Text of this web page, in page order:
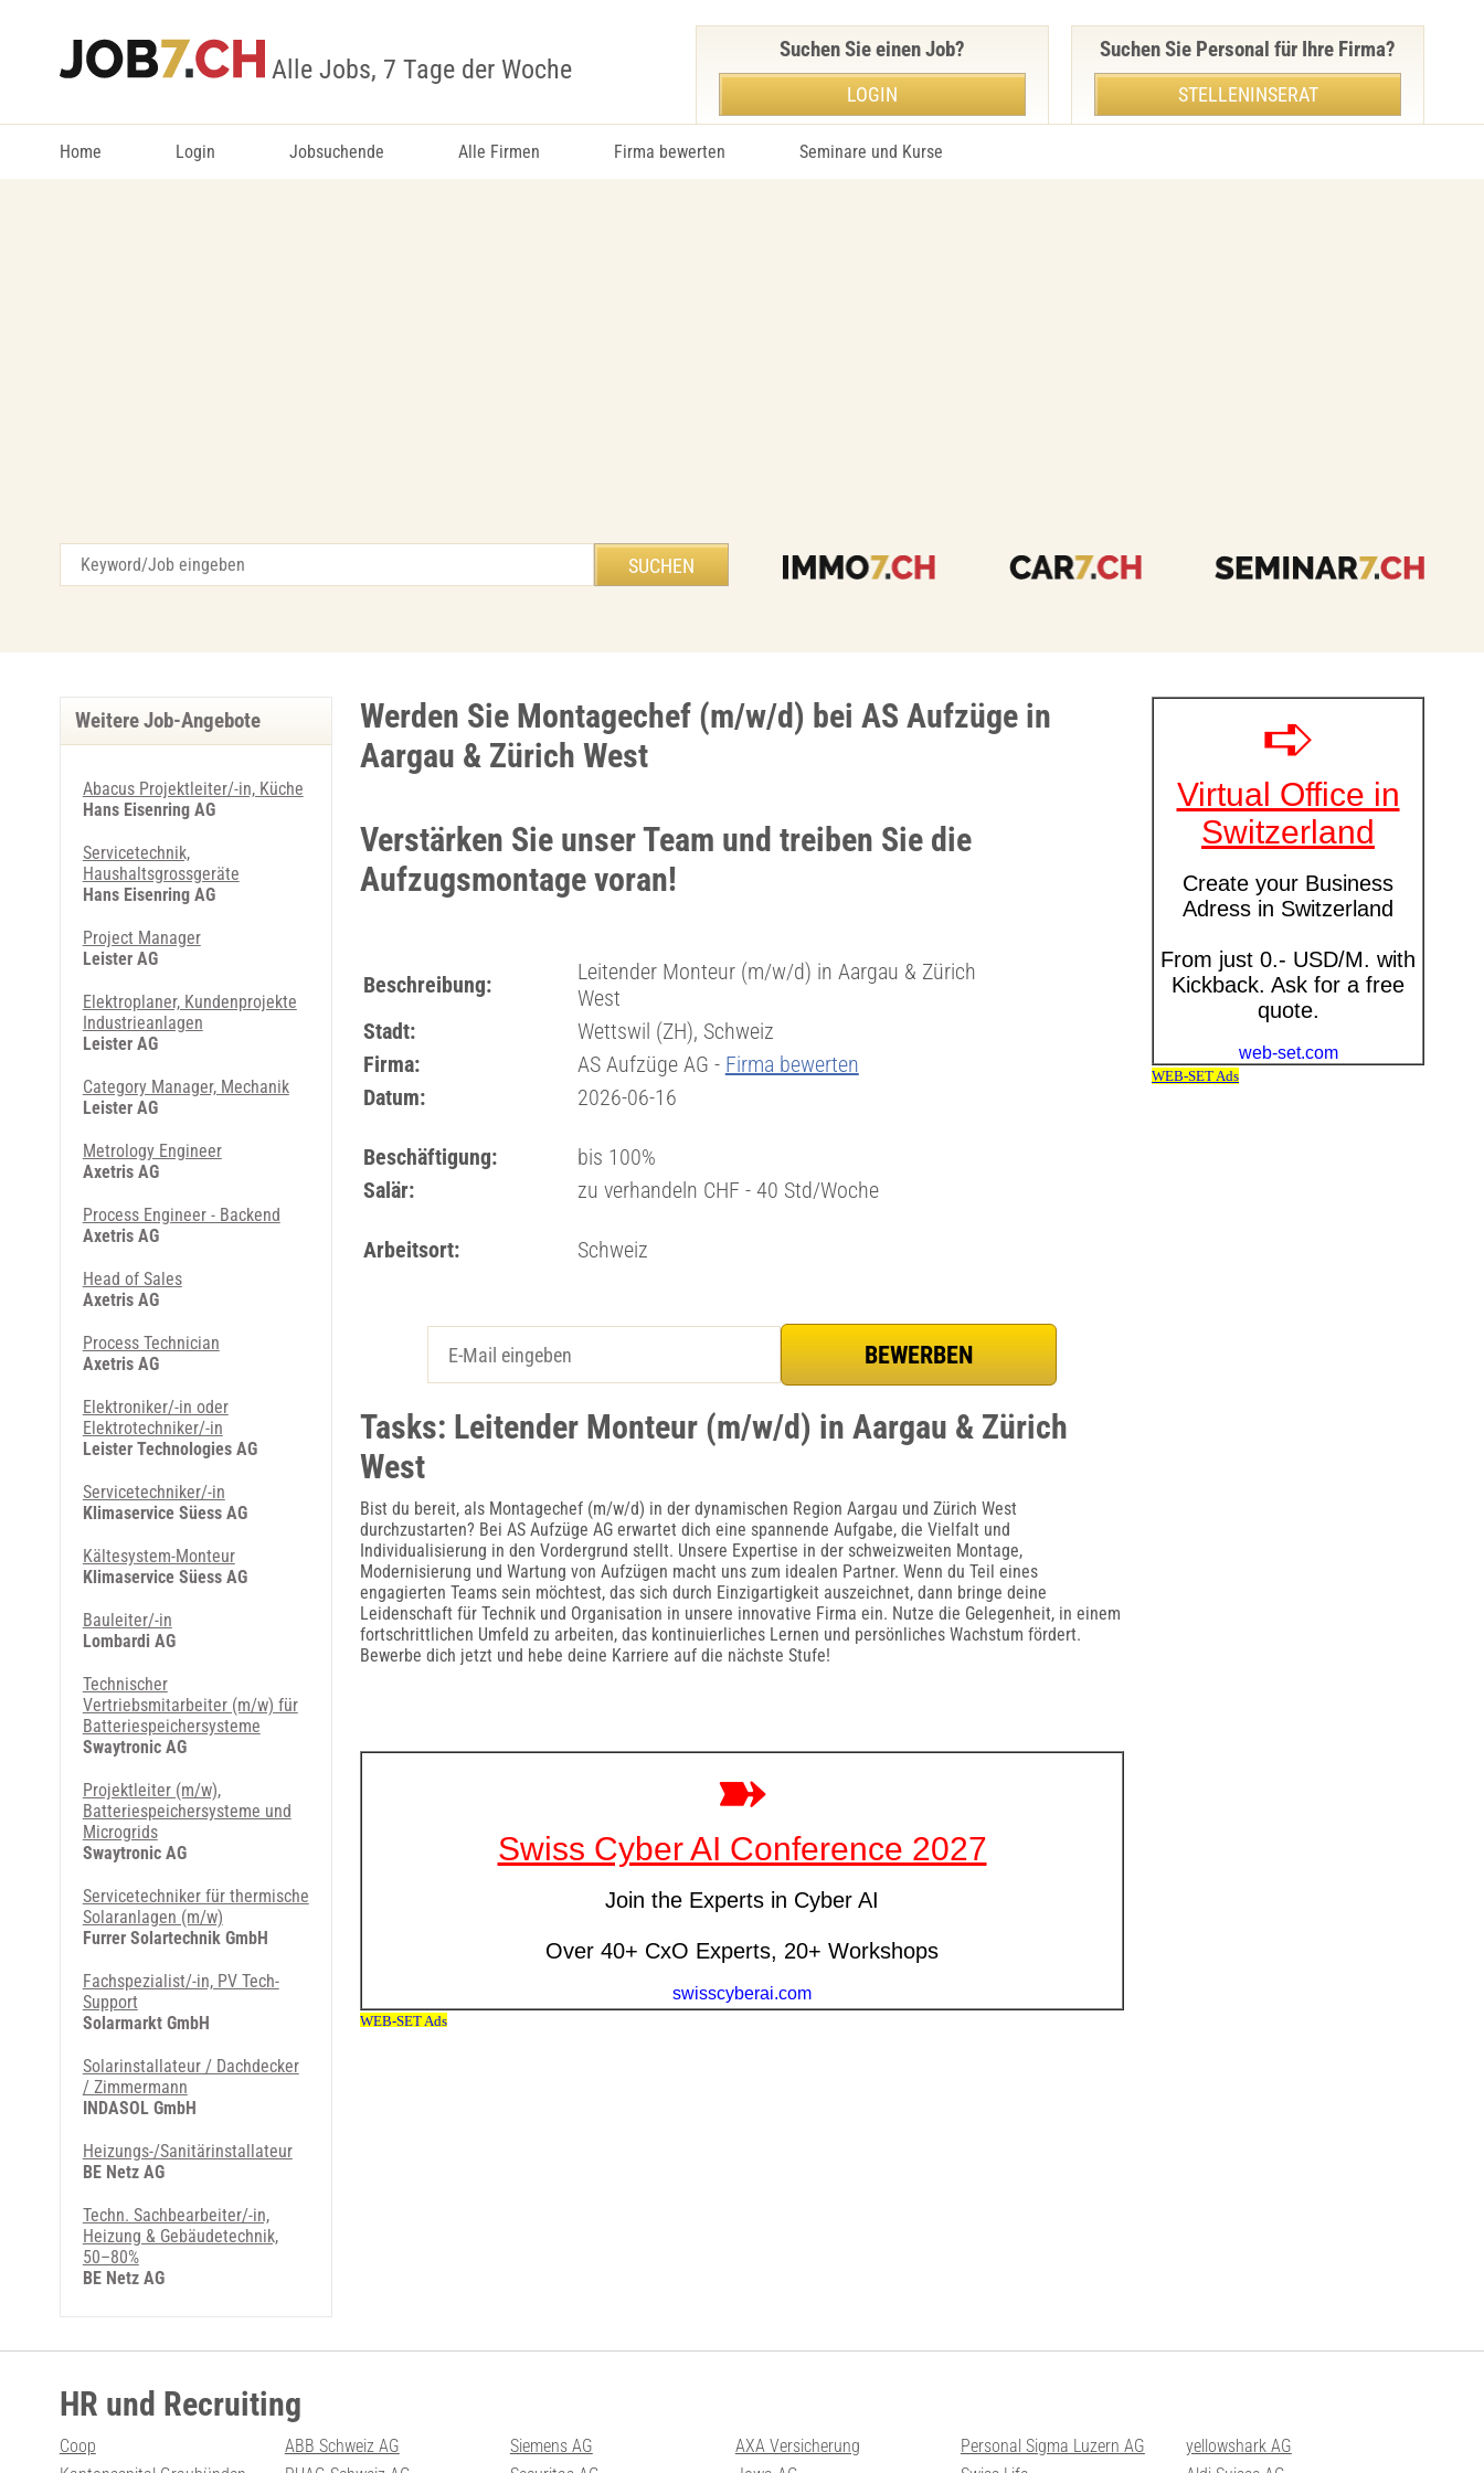
Alle Jobs, 7 Tage der Woche
Home Login Jobsuchende Alle Firmen Firma bewerten Seminare und Kurse
Suchen Sie einen Job?
LOGIN
Suchen Sie Personal für Ihre Firma?
STELLENINSERAT
Werden Sie Montagechef (m/w/d) bei AS Aufzüge in
Aargau & Zürich West
Verstärken Sie unser Team und treiben Sie die
Aufzugsmontage voran!
Beschreibung:
Leitender Monteur (m/w/d) in Aargau & Zürich
West
Stadt:
Wettswil (ZH), Schweiz
Firma:
AS Aufzüge AG - Firma bewerten
Datum:
2026-06-16
Beschäftigung:
bis 100%
Salär:
zu verhandeln CHF - 40 Std/Woche
Arbeitsort: Schweiz
Tasks: Leitender Monteur (m/w/d) in Aargau & Zürich
West
Bist du bereit, als Montagechef (m/w/d) in der dynamischen Region Aargau und Zürich West
durchzustarten? Bei AS Aufzüge AG erwartet dich eine spannende Aufgabe, die Vielfalt und
Individualisierung in den Vordergrund stellt. Unsere Expertise in der schweizweiten Montage,
Modernisierung und Wartung von Aufzügen macht uns zum idealen Partner. Wenn du Teil eines
engagierten Teams sein möchtest, das sich durch Einzigartigkeit auszeichnet, dann bringe deine
Leidenschaft für Technik und Organisation in unsere innovative Firma ein. Nutze die Gelegenheit, in einem
fortschrittlichen Umfeld zu arbeiten, das kontinuierliches Lernen und persönliches Wachstum fördert.
Bewerbe dich jetzt und hebe deine Karriere auf die nächste Stufe!
Weitere Job-Angebote
Abacus Projektleiter/-in, Küche
Hans Eisenring AG
Servicetechnik,
Haushaltsgrossgeräte
Hans Eisenring AG
Project Manager
Leister AG
Elektroplaner, Kundenprojekte
Industrieanlagen
Leister AG
Category Manager, Mechanik
Leister AG
Metrology Engineer
Axetris AG
Process Engineer - Backend
Axetris AG
Head of Sales
Axetris AG
Process Technician
Axetris AG
Elektroniker/-in oder
Elektrotechniker/-in
Leister Technologies AG
Servicetechniker/-in
Klimaservice Süess AG
Kältesystem-Monteur
Klimaservice Süess AG
Bauleiter/-in
Lombardi AG
Technischer
Vertriebsmitarbeiter (m/w) für
Batteriespeichersysteme
Swaytronic AG
Projektleiter (m/w),
Batteriespeichersysteme und
Microgrids
Swaytronic AG
Servicetechniker für thermische
Solaranlagen (m/w)
Furrer Solartechnik GmbH
Fachspezialist/-in, PV Tech-
Support
Solarmarkt GmbH
Solarinstallateur / Dachdecker
/ Zimmermann
INDASOL GmbH
Heizungs-/Sanitärinstallateur
BE Netz AG
Techn. Sachbearbeiter/-in,
Heizung & Gebäudetechnik,
50–80%
BE Netz AG
HR und Recruiting
Coop ABB Schweiz AG Siemens AG AXA Versicherung Personal Sigma Luzern AG
yellowshark AG